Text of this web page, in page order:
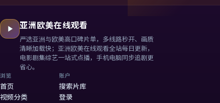
亚洲欧美在线观看
严选亚洲与欧美高口碑片单，多线路秒开、画质
清晰加载快； 亚洲欧美在线观看全站每日更新，
电影剧集综艺一站式点播，手机电脑同步追剧更
省心。
浏览
首页
视频分类
账户
搜索片库
登录